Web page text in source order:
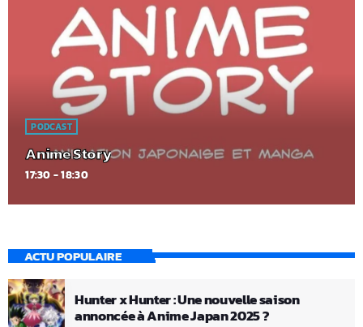
PODCAST
Anime Story
17:30 - 18:30
ACTU POPULAIRE
Hunter x Hunter : Une nouvelle saison
annoncée à Anime Japan 2025 ?